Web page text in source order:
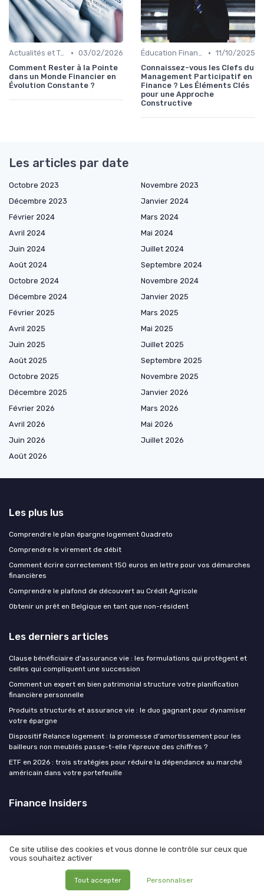
Actualités et Tendances Économiques • 03/02/2026
Comment Rester à la Pointe
dans un Monde Financier en
Évolution Constante ?
Éducation Financière • 11/10/2025
Connaissez-vous les Clefs du
Management Participatif en
Finance ? Les Éléments Clés
pour une Approche
Constructive
Les articles par date
Octobre 2023
Novembre 2023
Décembre 2023
Janvier 2024
Février 2024
Mars 2024
Avril 2024
Mai 2024
Juin 2024
Juillet 2024
Août 2024
Septembre 2024
Octobre 2024
Novembre 2024
Décembre 2024
Janvier 2025
Février 2025
Mars 2025
Avril 2025
Mai 2025
Juin 2025
Juillet 2025
Août 2025
Septembre 2025
Octobre 2025
Novembre 2025
Décembre 2025
Janvier 2026
Février 2026
Mars 2026
Avril 2026
Mai 2026
Juin 2026
Juillet 2026
Août 2026
Les plus lus
Comprendre le plan épargne logement Quadreto
Comprendre le virement de débit
Comment écrire correctement 150 euros en lettre pour vos démarches
financières
Comprendre le plafond de découvert au Crédit Agricole
Obtenir un prêt en Belgique en tant que non-résident
Les derniers articles
Clause bénéficiaire d'assurance vie : les formulations qui protègent et
celles qui compliquent une succession
Comment un expert en bien patrimonial structure votre planification
financière personnelle
Produits structurés et assurance vie : le duo gagnant pour dynamiser
votre épargne
Dispositif Relance logement : la promesse d'amortissement pour les
bailleurs non meublés passe-t-elle l'épreuve des chiffres ?
ETF en 2026 : trois stratégies pour réduire la dépendance au marché
américain dans votre portefeuille
Finance Insiders
Mentions légales
© Finance Insiders 2026
Ce site utilise des cookies et vous donne le contrôle sur ceux que
vous souhaitez activer
Tout accepter Personnaliser